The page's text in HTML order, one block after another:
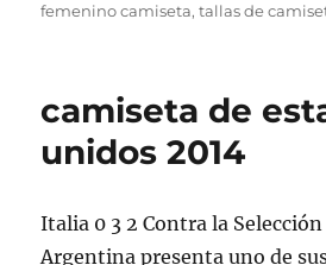
femenino camiseta,tallas de
camiseta de
unidos 2014
Italia 0 3 2 Contra la
Argentina presenta uno de